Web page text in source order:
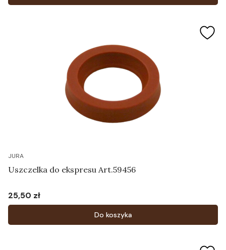
JURA
Uszczelka do ekspresu Art.59456
Cena
25,50 zł
Do koszyka